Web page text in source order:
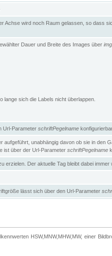
wird noch Raum gelassen, so dass
Dauer und Breite des Images über
lange sich die Labels nicht überlappen.
Url-Parameter schriftPegelname
aufgeführt, unabhängig davon ob sie in den
ist über der Url-Parameter schriftPegelname
Der aktuelle Tag bleibt dabei immer
lässt sich über den Url-Parameter
HSW,MNW,MHW,MW, einer